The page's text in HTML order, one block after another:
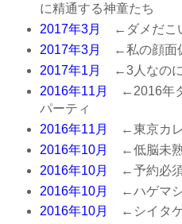
に精通する神童たち
2017年3月
←ダメだこ
2017年3月
←私の顔面
2017年1月
←3人なのに
2016年11月
←2016年タ
パーティ
2016年11月
←東京カレ
2016年10月
←低脳未熟
2016年10月
←予約必須
2016年10月
←ハゲマ
2016年10月
←シイタケ